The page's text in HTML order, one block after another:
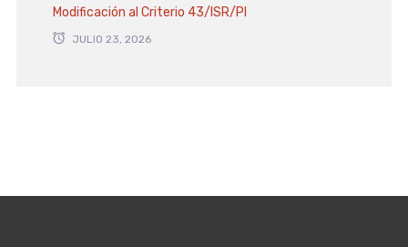
Modificación al Criterio 43/ISR/PI
JULIO 23, 2026